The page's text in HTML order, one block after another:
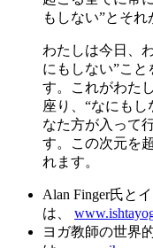
もしない”とそれ
わたしは今日、
にもしない”こと
す。これがわた
座り、“なにも
なた方が入って
す。この次元を
れます。
Alan Finger氏と
は、
ヨガ教師の世界